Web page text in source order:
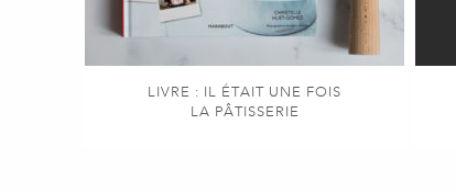
LIVRE : IL ÉTAIT UNE FOIS
LA PÂTISSERIE